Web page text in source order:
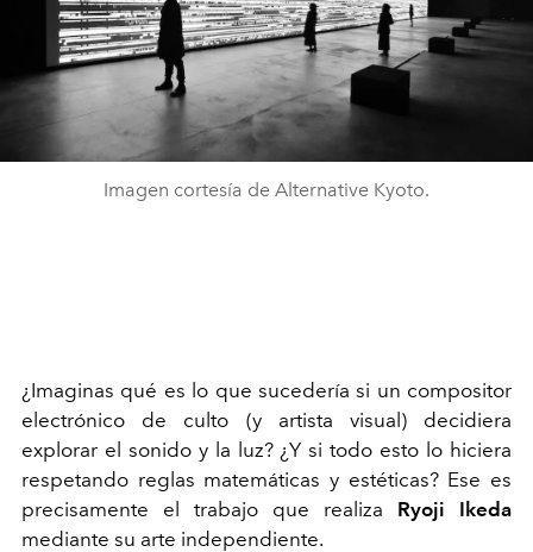
Imagen cortesía de Alternative Kyoto.
¿Imaginas qué es lo que sucedería si un compositor
electrónico de culto (y artista visual) decidiera
explorar el sonido y la luz? ¿Y si todo esto lo hiciera
respetando reglas matemáticas y estéticas? Ese es
precisamente el trabajo que realiza Ryoji Ikeda
mediante su arte independiente.